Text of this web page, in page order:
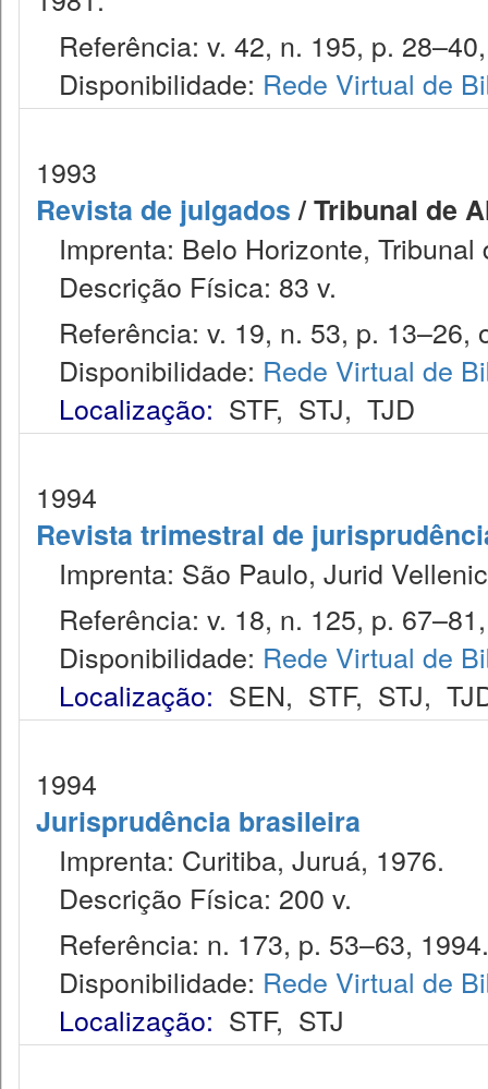
Referência: v. 42, n. 195, p.
Disponibilidade: Rede Virtual de
1993
Revista de julgados/ Tribunal de
Imprenta: Belo Horizonte,
Descrição Física: 83 v.
Referência: v. 19, n. 53, p. 13–26,
Disponibilidade: Rede Virtual de
Localização: STF, STJ, TJD
1994
Revista trimestral de
Imprenta: São Paulo, Jurid
Referência: v. 18, n. 125, p.
Disponibilidade: Rede Virtual de
Localização: SEN, STF, STJ,
1994
Jurisprudência brasileira
Imprenta: Curitiba, Juruá, 1976.
Descrição Física: 200 v.
Referência: n. 173, p. 53–63, 1994.
Disponibilidade: Rede Virtual de
Localização: STF, STJ